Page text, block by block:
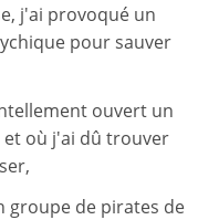
j'ai provoqué un
pour sauver
ouvert un
où j'ai dû trouver
groupe de pirates de